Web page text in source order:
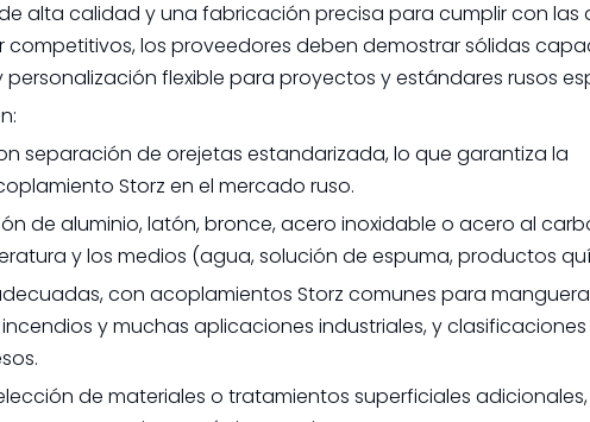
alta calidad y una fabricación precisa para cumplir con las
los proveedores deben demostrar sólidas
flexible para proyectos y estándares rusos
separación de orejetas estandarizada, lo que garantiza la
Storz en el mercado ruso.
de aluminio, latón, bronce, acero inoxidable o acero al
y los medios (agua, solución de espuma, productos
con acoplamientos Storz comunes para
y muchas aplicaciones industriales, y
de materiales o tratamientos superficiales adicionales,